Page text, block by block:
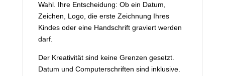
Wahl. Ihre Entscheidung: Ob ein Datum,
Zeichen, Logo, die erste Zeichnung Ihres
Kindes oder eine Handschrift graviert werden
darf.
Der Kreativität sind keine Grenzen gesetzt.
Datum und Computerschriften sind inklusive.